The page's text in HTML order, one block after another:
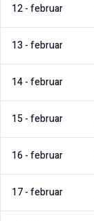
12-februar
13 -februar
14-februar
15-februar
16-februar
17-februar